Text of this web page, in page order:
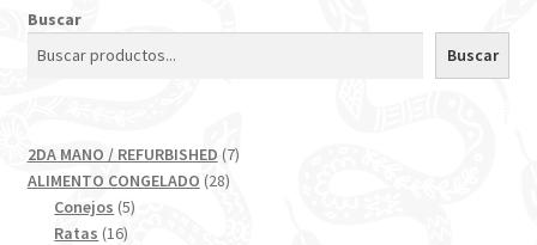
Buscar
Buscar
2DA MANO / REFURBISHED 77
ALIMENTO CONGELADO 2828
Conejos 55
Ratas 1616